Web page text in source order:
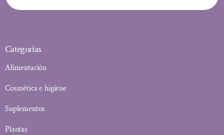
Categorías
Alimentación
Cosmética e higiene
Suplementos
Plantas